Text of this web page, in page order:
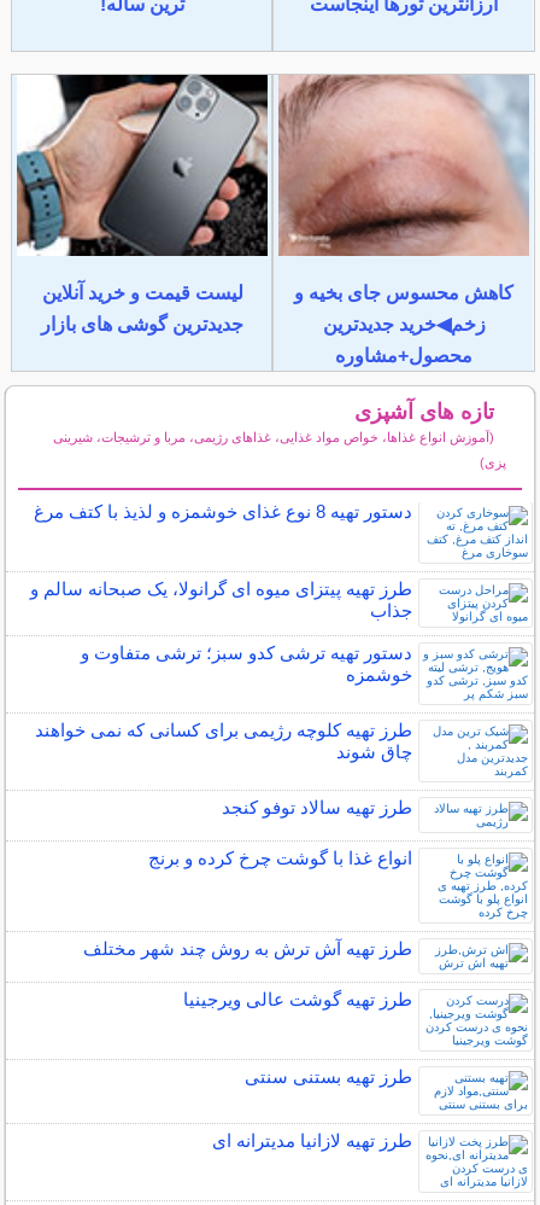
ارزانترین تورها اینجاست ترین ساله!
کاهش محسوس جای بخیه و
زخم◀خرید جدیدترین
محصول+مشاوره
لیست قیمت و خرید آنلاین
جدیدترین گوشی های بازار
تازه های آشپزی
(آموزش انواع غذاها، خواص مواد غذایی، غذاهای رژیمی، مربا و ترشیجات، شیرینی
پزی)
دستور تهیه 8 نوع غذای خوشمزه و لذیذ با کتف مرغ
طرز تهیه پیتزای میوه ای گرانولا، یک صبحانه سالم و
جذاب
دستور تهیه ترشی کدو سبز؛ ترشی متفاوت و
خوشمزه
طرز تهیه کلوچه رژیمی برای کسانی که نمی خواهند
چاق شوند
طرز تهیه سالاد توفو کنجد
انواع غذا با گوشت چرخ کرده و برنج
طرز تهیه آش ترش به روش چند شهر مختلف
طرز تهیه گوشت عالی ویرجینیا
طرز تهیه بستنی سنتی
طرز تهیه لازانیا مدیترانه ای